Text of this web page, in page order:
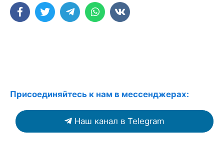
Присоединяйтесь к нам в мессенджерах:
Наш канал в Telegram